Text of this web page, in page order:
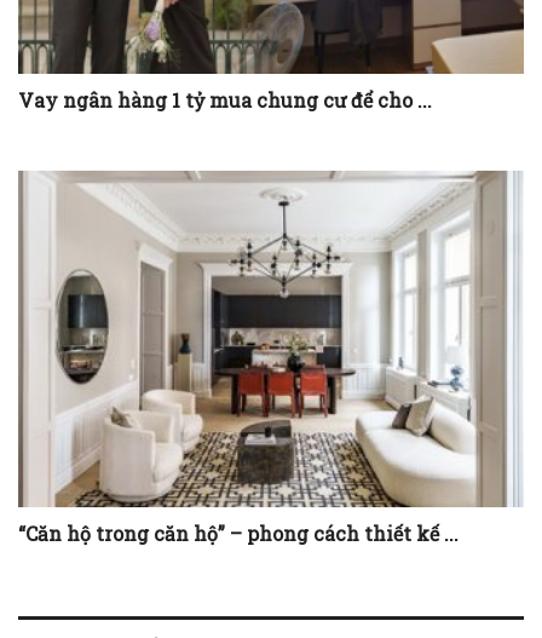
Vay ngân hàng 1 tỷ mua chung cư để cho ...
“Căn hộ trong căn hộ” – phong cách thiết kế ...